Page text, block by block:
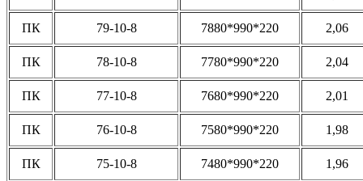
ПК 79-10-8 7880*990*220 2,06
ПК 78-10-8 7780*990*220 2,04
ПК 77-10-8 7680*990*220 2,01
ПК 76-10-8 7580*990*220 1,98
ПК 75-10-8 7480*990*220 1,96